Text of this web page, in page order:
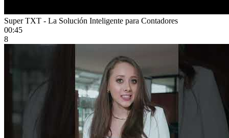
Super TXT - La Solución Inteligente para Contadores
00:45
8